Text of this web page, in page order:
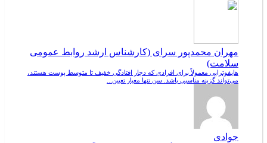
مهران محمدپور سرای (کارشناس ارشد روابط عمومی
سلامت)
هایفوتراپی معمولاً برای افرادی که دچار افتادگی خفیف تا متوسط پوست هستند،
می‌تواند گزینه مناسبی باشد. سن تنها معیار تعیین...
جوادی